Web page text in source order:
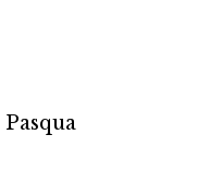
Pasqua